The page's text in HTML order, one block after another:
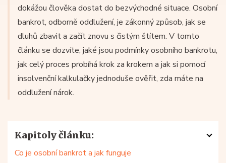
dokážou člověka dostat do bezvýchodné situace. Osobní
bankrot, odborně oddlužení, je zákonný způsob, jak se
dluhů zbavit a začít znovu s čistým štítem. V tomto
článku se dozvíte, jaké jsou podmínky osobního bankrotu,
jak celý proces probíhá krok za krokem a jak si pomocí
insolvenční kalkulačky jednoduše ověřit, zda máte na
oddlužení nárok.
Kapitoly článku:
Co je osobní bankrot a jak funguje